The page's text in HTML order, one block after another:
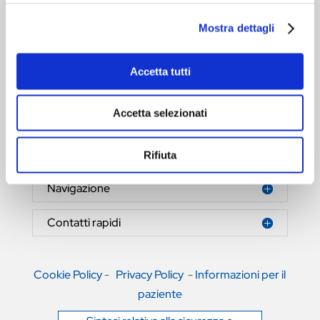
Mostra dettagli
Accetta tutti
Accetta selezionati
Rifiuta
HERNIAMESH® S.r.l.
Area riservata
Navigazione
Contatti rapidi
Cookie Policy- Privacy Policy -Informazioni per il
paziente